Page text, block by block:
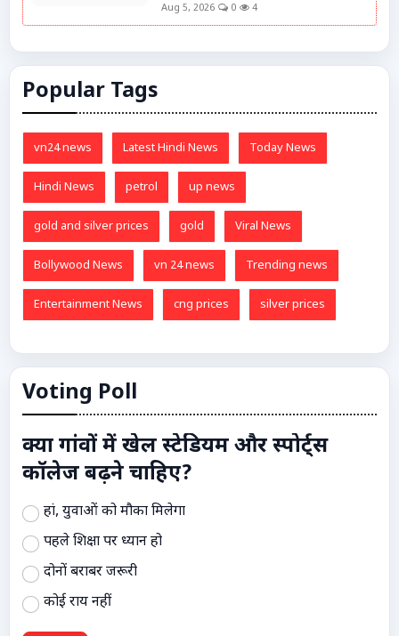
Aug 5, 2026 0 4
Popular Tags
vn24 news Latest Hindi News Today News
Hindi News petrol up news
gold and silver prices gold Viral News
Bollywood News vn 24 news Trending news
Entertainment News cng prices silver prices
Voting Poll
क्या गांवों में खेल स्टेडियम और स्पोर्ट्स
कॉलेज बढ़ने चाहिए?
हां, युवाओं को मौका मिलेगा
पहले शिक्षा पर ध्यान हो
दोनों बराबर जरूरी
कोई राय नहीं